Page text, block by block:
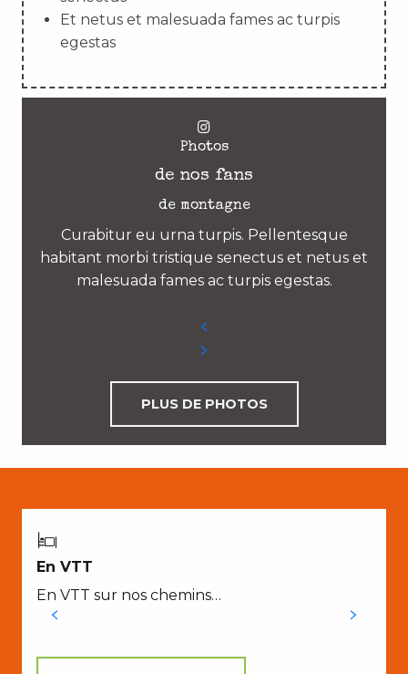
Et netus et malesuada fames ac turpis
egestas
Photos
de nos fans
de montagne
Curabitur eu urna turpis. Pellentesque
habitant morbi tristique senectus et netus et
malesuada fames ac turpis egestas.
PLUS DE PHOTOS
En VTT
En VTT sur nos chemins…